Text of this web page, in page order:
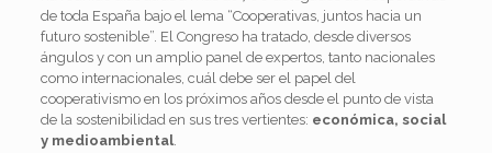
de toda España bajo el lema “Cooperativas, juntos hacia un
futuro sostenible”. El Congreso ha tratado, desde diversos
ángulos y con un amplio panel de expertos, tanto nacionales
como internacionales, cuál debe ser el papel del
cooperativismo en los próximos años desde el punto de vista
de la sostenibilidad en sus tres vertientes: económica, social
y medioambiental.